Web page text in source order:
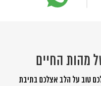
מהות החיים
טוב על הלב אצלכם בתיבת